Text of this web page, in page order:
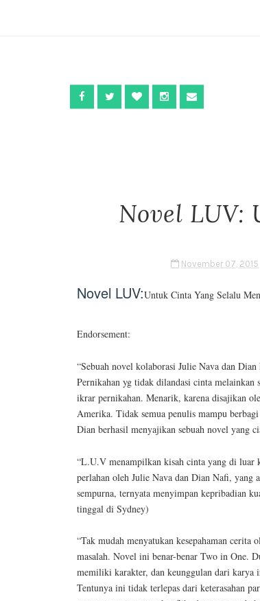
Novel LUV:
November 07, 2015
Novel LUV:Untuk Cinta Yang Selalu
Endorsement:
“Sebuah novel kolaborasi Julie Nava dan
Pernikahan yg tidak dilandasi cinta melainkan
ikrar pernikahan. Menarik, karena disajikan
Amerika. Tidak semua penulis mampu
Dian berhasil menyajikan sebuah novel yang
“L.U.V menampilkan kisah cinta yang di luar
perlahan oleh Julie Nava dan Dian Nafi, yang
sempurna, ternyata menyimpan kepribadian
tinggal di Sydney)
“Tak mudah menyatukan kesepahaman
masalah. Novel ini benar-benar Two in One.
memiliki karakter, dan keunggulan dari karya
Tentunya ini tidak terlepas dari keterasahan